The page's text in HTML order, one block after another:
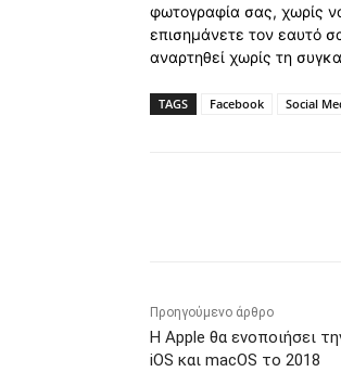
φωτογραφία σας, χωρίς
επισημάνετε τον εαυτό
αναρτηθεί χωρίς τη
TAGS Facebook Social
Προηγούμενο άρθρο
Η Apple θα ενοποιήσει
iOS και macOS το 2018